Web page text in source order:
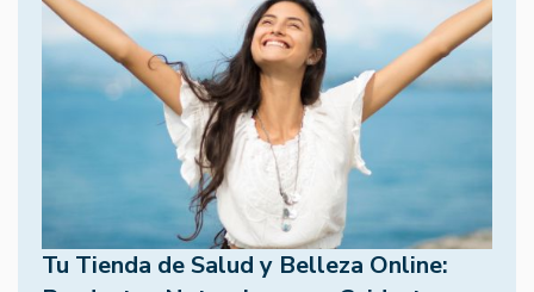
Tu Tienda de Salud y Belleza Online: